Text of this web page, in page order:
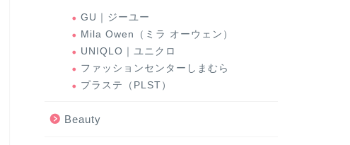
GU｜ジーユー
Mila Owen（ミラ オーウェン）
UNIQLO｜ユニクロ
ファッションセンターしまむら
プラステ（PLST）
Beauty